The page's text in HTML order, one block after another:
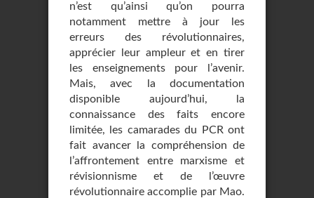
n’est qu’ainsi qu’on pourra
notamment mettre à jour les
erreurs des révolutionnaires,
apprécier leur ampleur et en tirer
les enseignements pour l’avenir.
Mais, avec la documentation
disponible aujourd’hui, la
connaissance des faits encore
limitée, les camarades du PCR ont
fait avancer la compréhension de
l’affrontement entre marxisme et
révisionnisme et de l’œuvre
révolutionnaire accomplie par Mao.